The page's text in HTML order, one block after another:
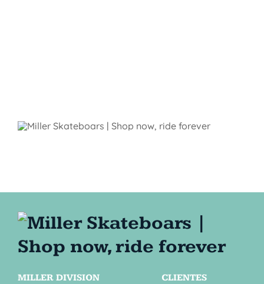
MILLER DIVISION
CLIENTES